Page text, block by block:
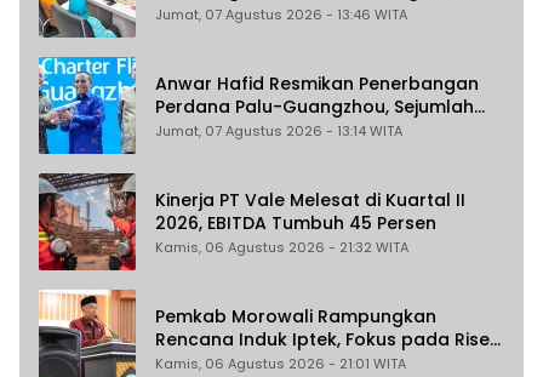
Sekaligus Penghasil
Jumat, 07 Agustus 2026 - 13:46 WITA
Anwar Hafid Resmikan Penerbangan
Perdana Palu-Guangzhou, Sejumlah
Maskapai Jajaki Rute Malaysia dan
Jumat, 07 Agustus 2026 - 13:14 WITA
Kinerja PT Vale Melesat di Kuartal II
2026, EBITDA Tumbuh 45 Persen
Kamis, 06 Agustus 2026 - 21:32 WITA
Pemkab Morowali Rampungkan
Rencana Induk Iptek, Fokus pada Riset
dan Inovasi Daerah
Kamis, 06 Agustus 2026 - 21:01 WITA